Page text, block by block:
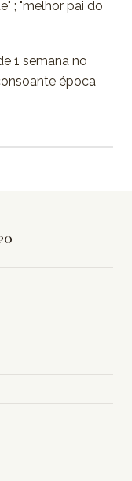
; "melhor pai do
1 semana no
época